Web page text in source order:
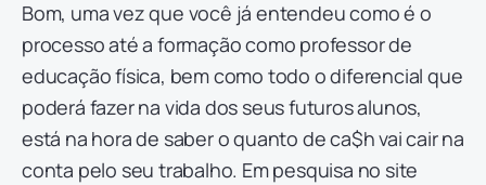
Bom, uma vez que você já entendeu como é o
processo até a formação como professor de
educação física, bem como todo o diferencial que
poderá fazer na vida dos seus futuros alunos,
está na hora de saber o quanto de ca$h vai cair na
conta pelo seu trabalho. Em pesquisa no site